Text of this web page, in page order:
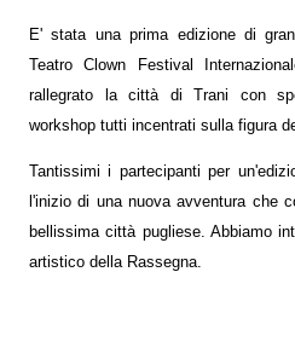
E' stata una prima edizione di
Teatro Clown Festival
rallegrato la città di Trani con
workshop tutti incentrati sulla figura
Tantissimi i partecipanti per
l'inizio di una nuova avventura che
bellissima città pugliese. Abbiamo
artistico della Rassegna.